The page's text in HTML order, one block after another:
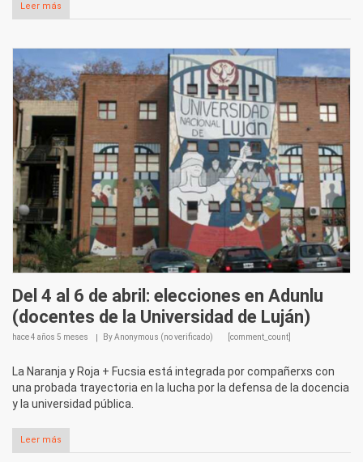
Leer más
Del 4 al 6 de abril: elecciones en Adunlu
(docentes de la Universidad de Luján)
hace4 años 5 meses ByAnonymous (no verificado) [comment_count]
La Naranja y Roja + Fucsia está integrada por compañerxs con
una probada trayectoria en la lucha por la defensa de la docencia
y la universidad pública.
Leer más